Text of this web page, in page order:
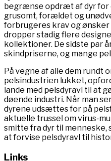
begrænse opdræt af dyr for
grusomt, forældet og
forbrugeres krav og
dropper stadig flere
kollektioner. De sidste par
skindpriserne, og mange
På vegne af alle dem rundt
pelsindustrien lukket,
lande med pelsdyravl til at
døende industri. Når man
dyrene udsættes for på
aktuelle trussel om virus-
smitte fra dyr til menneske,
at forvise pelsdyravl til
Links